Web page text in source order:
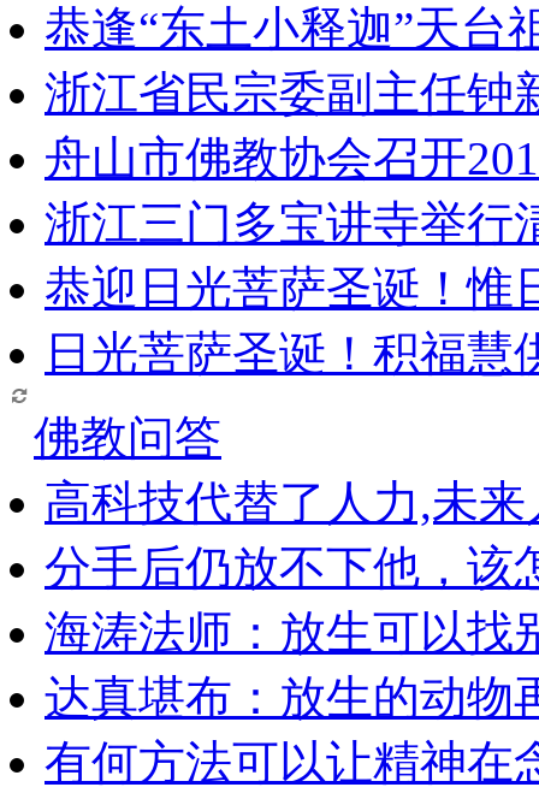
恭逢“东土小释迦”天台
浙江省民宗委副主任钟
舟山市佛教协会召开
浙江三门多宝讲寺举行
恭迎日光菩萨圣诞！惟
日光菩萨圣诞！积福慧
佛教问答
高科技代替了人力,未
分手后仍放不下他，该
海涛法师：放生可以找
达真堪布：放生的动物
有何方法可以让精神在